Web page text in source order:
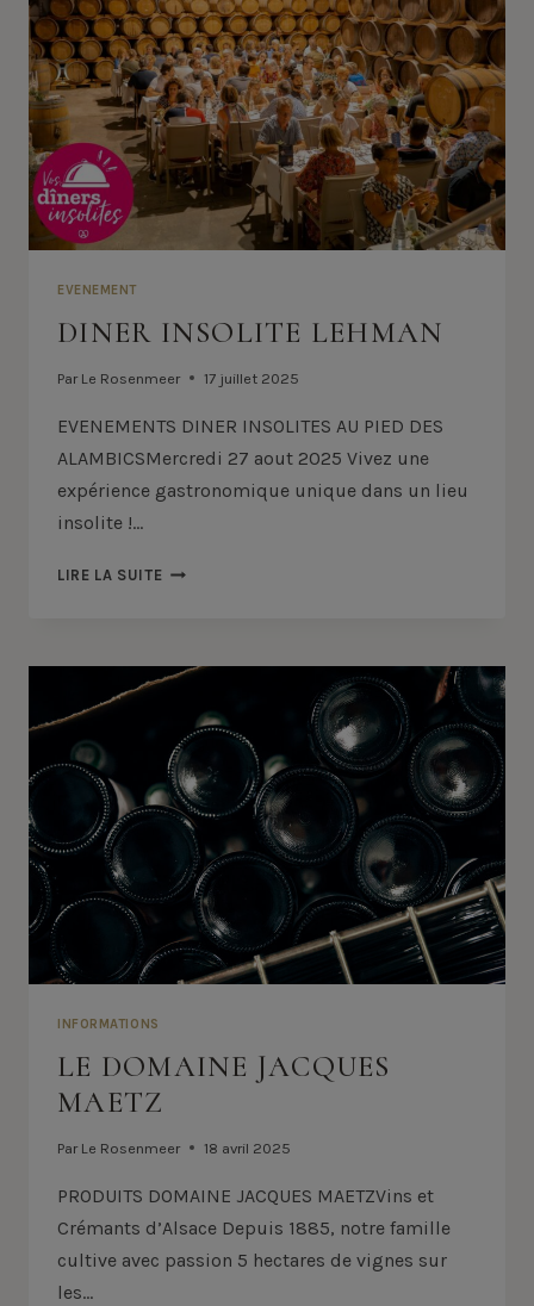
EVENEMENT
DINER INSOLITE LEHMAN
Par Le Rosenmeer 17 juillet 2025
EVENEMENTS DINER INSOLITES AU PIED DES
ALAMBICSMercredi 27 aout 2025 Vivez une
expérience gastronomique unique dans un lieu
insolite !…
LIRE LA SUITEDINER
INFORMATIONS
LE DOMAINE JACQUES
MAETZ
Par Le Rosenmeer 18 avril 2025
PRODUITS DOMAINE JACQUES MAETZVins et
Crémants d’Alsace Depuis 1885, notre famille
cultive avec passion 5 hectares de vignes sur
les…